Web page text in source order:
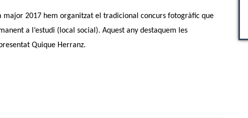
major 2017 hem organitzat el tradicional concurs fotogràfic que
a l’estudi (local social). Aquest any destaquem les
Quique Herranz.